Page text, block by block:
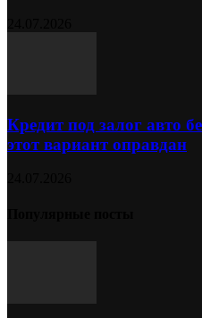
Кредит под залог авто
этот вариант оправдан